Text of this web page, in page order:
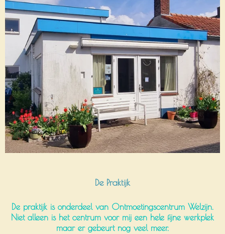
De Praktijk
De praktijk is onderdeel van Ontmoetingscentrum Welzijn.
Niet alleen is het centrum voor mij een hele fijne werkplek
maar er gebeurt nog veel meer.